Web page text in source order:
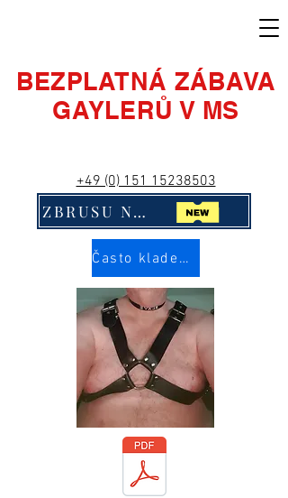
BEZPLATNÁ ZÁBAVA
GAYLERŮ V MS
+49 (0) 151 15238503
ZBRUSU NOVÉ! Klikni na mě!!
Často kladené otázky